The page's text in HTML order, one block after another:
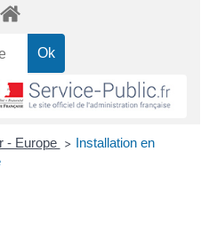
- Europe >
Installation en